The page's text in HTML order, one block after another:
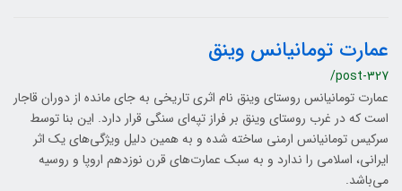
عمارت تومانیانس وینق
/post-327
عمارت تومانیانس روستای وینق نام اثری تاریخی به جای مانده از دوران قاجار
است که در غرب روستای وینق بر فراز تپه‌ای سنگی قرار دارد. این بنا توسط
سرکیس تومانیانس ارمنی ساخته شده و به همین دلیل ویژگی‌های یک اثر
ایرانی، اسلامی را ندارد و به سبک عمارت‌های قرن نوزدهم اروپا و روسیه
می‌باشد.